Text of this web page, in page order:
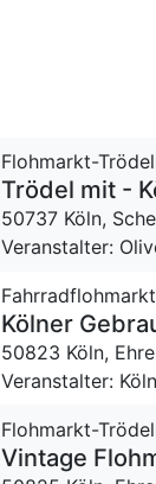
Flohmarkt-
Trödel mit -
50737 Köln,
Veranstalter:
Fahrradflohmarkt
Kölner
50823 Köln,
Veranstalter:
Flohmarkt-
Vintage